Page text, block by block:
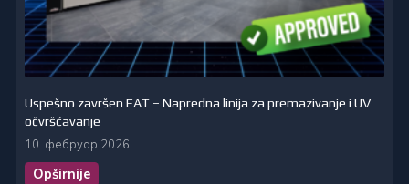
Uspešno završen FAT – Napredna linija za premazivanje i UV
očvršćavanje
10. фебруар 2026.
Opširnije